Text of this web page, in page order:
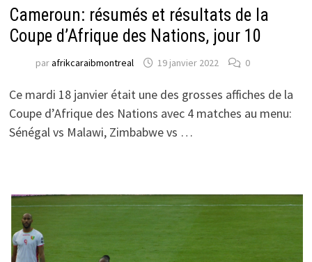
Cameroun: résumés et résultats de la
Coupe d’Afrique des Nations, jour 10
parafrikcaraibmontreal 19 janvier 2022 0
Ce mardi 18 janvier était une des grosses affiches de la
Coupe d’Afrique des Nations avec 4 matches au menu:
Sénégal vs Malawi, Zimbabwe vs …